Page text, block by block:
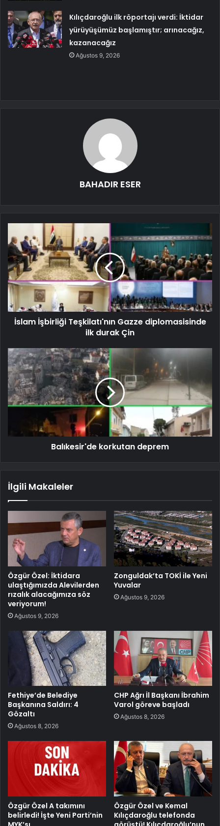
Kılıçdaroğlu ilk röportajı verdi: İktidar
yürüyüşümüz başlamıştır; arınacağız,
kazanacağız
Ağustos 9, 2026
BAHADIR ESER
İslam İşbirliği Teşkilatı'nın Gazze diplomasisinde
ilk durak Çin
Balıkesir'de korkutan deprem
İlgili Makaleler
Özgür Özel: İktidara
ulaştığımızda Alevilerden
rızalık alacağımıza söz
veriyorum!
Ağustos 9, 2026
Zonguldak’ta TOKİ ile Yeni
Yuvalar
Ağustos 9, 2026
Fethiye’de Belediye
Başkanına Saldırı: 4
Gözaltı
Ağustos 8, 2026
CHP Ağrı İl Başkanı İbrahim
Varol göreve başladı
Ağustos 8, 2026
Özgür Özel A takımını
belirledi! İşte Yeni Parti’nin
Özgür Özel ve Kemal
Kılıçdaroğlu telefonda